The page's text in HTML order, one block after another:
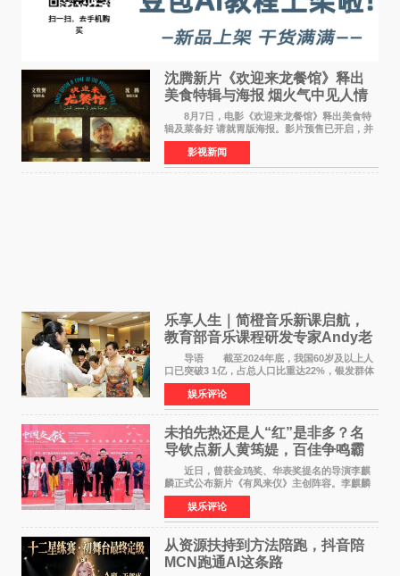
沈腾新片《欢迎来龙餐馆》释出
美食特辑与海报 烟火气中见人情
温暖
8月7日，电影《欢迎来龙餐馆》释出美食特
辑及菜备好 请就胃版海报。影片预售已开启，并
将于8月8日至10日14:00-21:00举行全国超前点
映。电影《欢迎来龙餐馆》作为战争美食喜剧大
片，讲述了中国
影视新闻
乐享人生｜简橙音乐新课启航，
教育部音乐课程研发专家Andy老
师重磅入驻领航银龄琴声
导语 截至2024年底，我国60岁及以上人
口已突破3 1亿，占总人口比重达22%，银发群体
的精神文化需求日益凸显。2024年1月，国务院办
公厅印发《关于发展银发经济增进老年人福祉的
意见》——这是
娱乐评论
未拍先热还是人“红”是非多？名
导钦点新人黄筠媞，百佳争鸣霸
气回应
近日，曾获金鸡奖、华表奖提名的导演李麒
麟正式公布新片《有凤来仪》主创阵容。李麒麟
早年凭电影《华容道》获得金鸡奖、华表奖提
名，此后长期参与国内外电影制作，其担任制片
人参与的作品亦曾
娱乐评论
从资源扶持到方法陪跑，抖音陪
MCN跑通AI这条路